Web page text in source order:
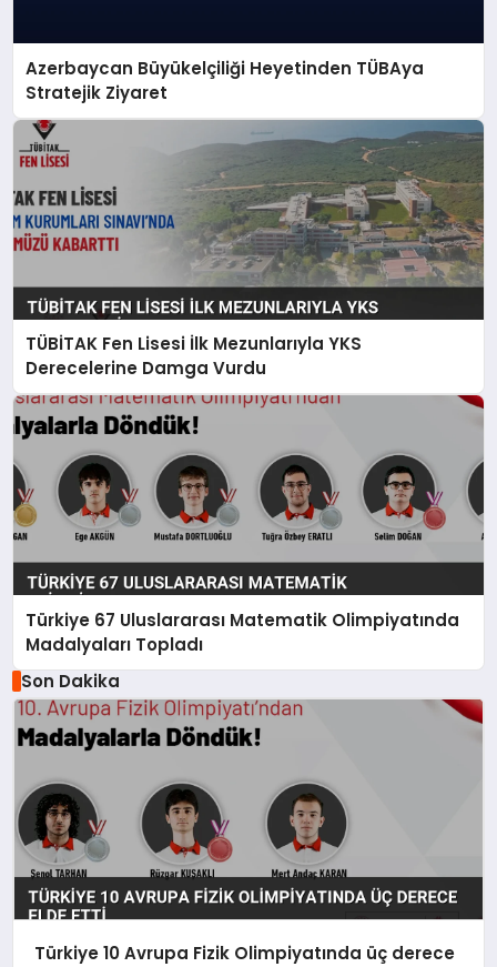
Azerbaycan Büyükelçiliği Heyetinden TÜBAya
Stratejik Ziyaret
TÜBİTAK Fen Lisesi İlk Mezunlarıyla YKS
Derecelerine Damga Vurdu
Türkiye 67 Uluslararası Matematik Olimpiyatında
Madalyaları Topladı
Son Dakika
Türkiye 10 Avrupa Fizik Olimpiyatında üç derece